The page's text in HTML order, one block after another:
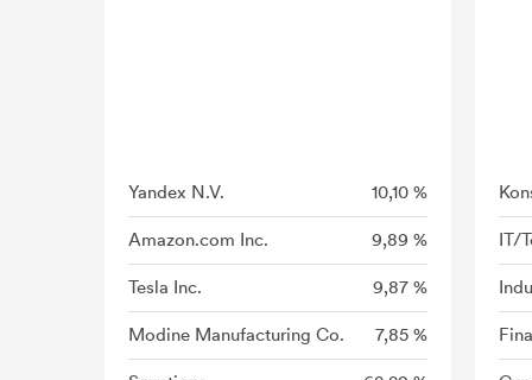
Yandex N.V. 10,10 %
Amazon.com Inc. 9,89 %
Tesla Inc. 9,87 %
Modine Manufacturing Co. 7,85 %
IT/